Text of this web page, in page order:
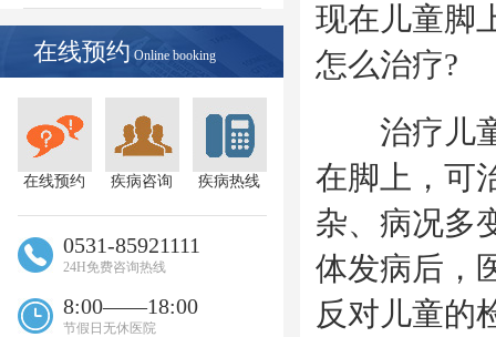
在线预约 Online booking
在线预约 疾病咨询 疾病热线
0531-85921111
24H免费咨询热线
8:00——18:00
节假日无休医院
现在儿童脚
怎么治疗?
治疗儿童
在脚上，可
杂、病况多
体发病后，
反对儿童的